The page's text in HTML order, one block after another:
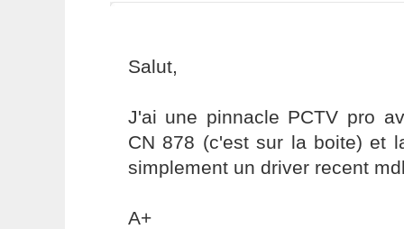
Salut,
J'ai une pinnacle PCTV pro
CN 878 (c'est sur la boite) et
simplement un driver recent
A+